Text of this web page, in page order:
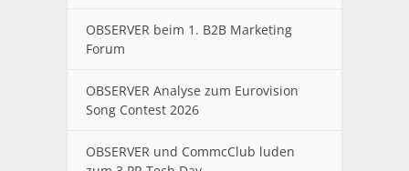
OBSERVER beim 1. B2B Marketing
Forum
OBSERVER Analyse zum Eurovision
Song Contest 2026
OBSERVER und CommcClub luden